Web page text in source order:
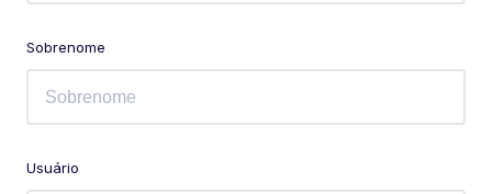
Sobrenome
Usuário